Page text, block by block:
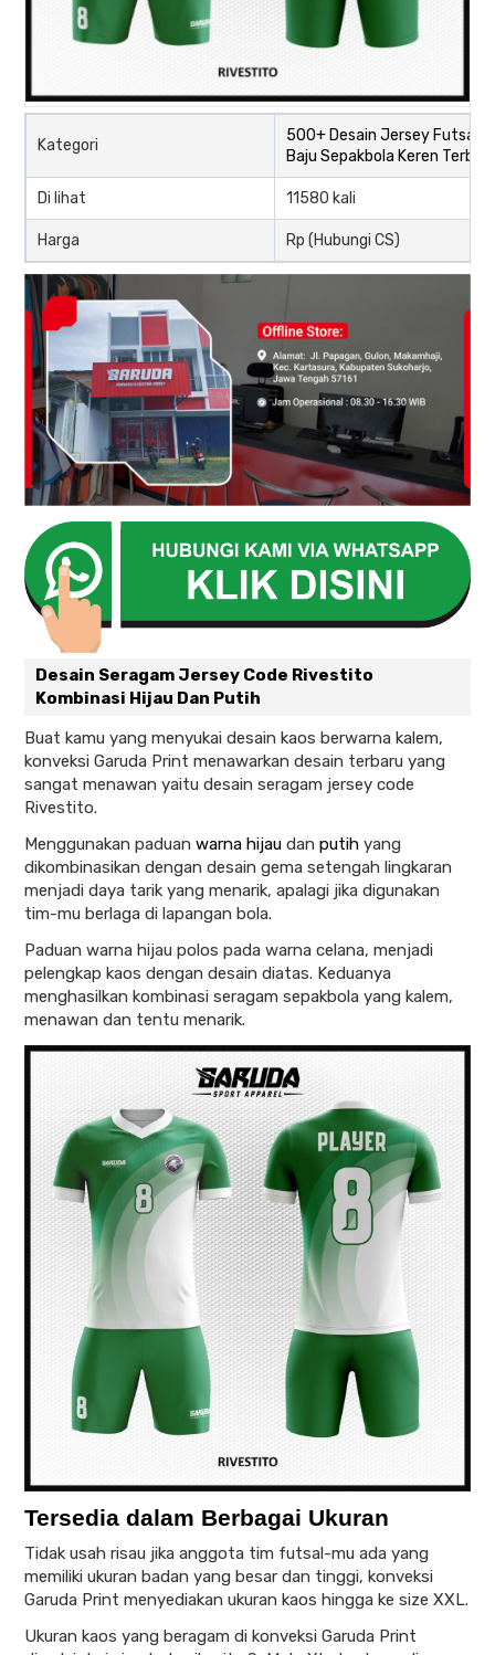
Kategori
500+ Desain Jersey Futsal
Baju Sepakbola Keren
Di lihat 11580 kali
Harga Rp (Hubungi CS)
Desain Seragam Jersey Code Rivestito
Kombinasi Hijau Dan Putih
Buat kamu yang menyukai desain kaos berwarna kalem,
konveksi Garuda Print menawarkan desain terbaru yang
sangat menawan yaitu desain seragam jersey code
Rivestito.
Menggunakan paduan warna hijau dan putih yang
dikombinasikan dengan desain gema setengah lingkaran
menjadi daya tarik yang menarik, apalagi jika digunakan
tim-mu berlaga di lapangan bola.
Paduan warna hijau polos pada warna celana, menjadi
pelengkap kaos dengan desain diatas. Keduanya
menghasilkan kombinasi seragam sepakbola yang kalem,
menawan dan tentu menarik.
Tersedia dalam Berbagai Ukuran
Tidak usah risau jika anggota tim futsal-mu ada yang
memiliki ukuran badan yang besar dan tinggi, konveksi
Garuda Print menyediakan ukuran kaos hingga ke size XXL.
Ukuran kaos yang beragam di konveksi Garuda Print